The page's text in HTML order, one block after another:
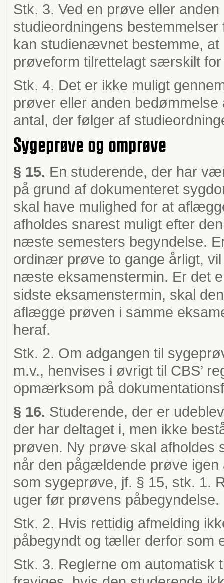
Stk. 3. Ved en prøve eller
studieordningens
kan studienævnet bestemme,
prøveform tilrettelagt særskilt
Stk. 4. Det er ikke muligt
prøver eller anden
antal, der følger af
Sygeprøve og omprøve
§ 15. En studerende, der har
på grund af dokumenteret
skal have mulighed for at
afholdes snarest muligt efter
næste semesters begyndelse.
ordinær prøve to gange årligt,
næste eksamenstermin. Er det
sidste eksamenstermin, skal
aflægge prøven i samme
heraf.
Stk. 2. Om adgangen til
m.v., henvises i øvrigt til CBS’
opmærksom på
§ 16. Studerende, der er
der har deltaget i, men ikke
prøven. Ny prøve skal afholdes
når den pågældende prøve
som sygeprøve, jf. § 15, stk. 1.
uger før prøvens påbegyndelse.
Stk. 2. Hvis rettidig afmelding
påbegyndt og tæller derfor som
Stk. 3. Reglerne om